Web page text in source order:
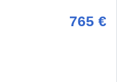
765 €